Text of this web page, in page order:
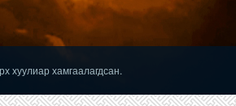
хуулиар хамгаалагдсан.